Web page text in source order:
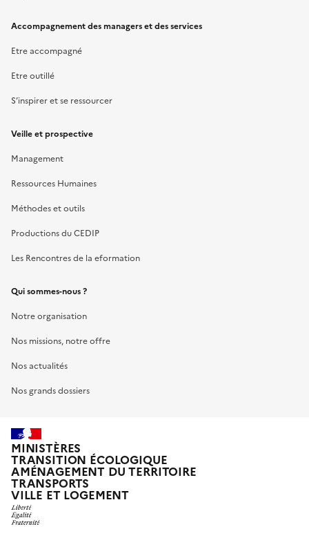
Accompagnement des managers et des services
Etre accompagné
Etre outillé
S’inspirer et se ressourcer
Veille et prospective
Management
Ressources Humaines
Méthodes et outils
Productions du CEDIP
Les Rencontres de la eformation
Qui sommes-nous ?
Notre organisation
Nos missions, notre offre
Nos actualités
Nos grands dossiers
MINISTÈRES
TRANSITION ÉCOLOGIQUE
AMÉNAGEMENT DU TERRITOIRE
TRANSPORTS
VILLE ET LOGEMENT